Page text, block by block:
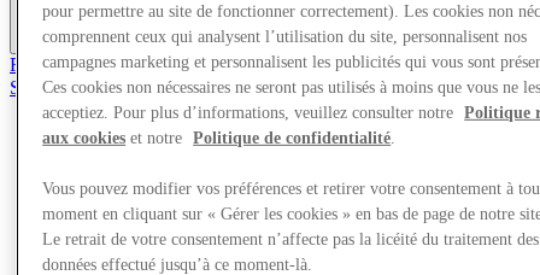
Plus
Rejoignez le club
Sauvé
fr
Magasins
Aire de jeux pour enfants
Mangez et buvez
Visite
Cartes cadeaux
pour permettre au site de fonctionner correctement). Les cookies non
comprennent ceux qui analysent l’utilisation du site, personnalisent nos
campagnes marketing et personnalisent les publicités qui vous sont
Ces cookies non nécessaires ne seront pas utilisés à moins que vous ne
acceptiez. Pour plus d’informations, veuillez consulter notre
Politique
aux cookies et notre Politique de confidentialité
Vous pouvez modifier vos préférences et retirer votre consentement à
moment en cliquant sur « Gérer les cookies » en bas de page de notre
Le retrait de votre consentement n’affecte pas la licéité du traitement des
données effectué jusqu’à ce moment-là.